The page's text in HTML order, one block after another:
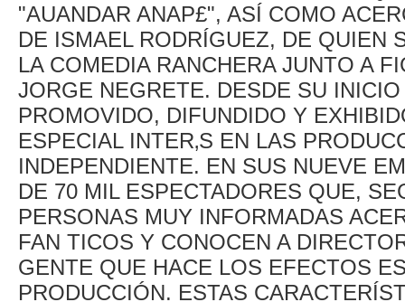
"AUANDAR ANAP£", ASÍ COMO
DE ISMAEL RODRÍGUEZ, DE QUIEN
LA COMEDIA RANCHERA JUNTO A
JORGE NEGRETE. DESDE SU
PROMOVIDO, DIFUNDIDO Y
ESPECIAL INTER‚S EN LAS
INDEPENDIENTE. EN SUS NUEVE
DE 70 MIL ESPECTADORES QUE,
PERSONAS MUY INFORMADAS
FAN TICOS Y CONOCEN A
GENTE QUE HACE LOS EFECTOS
PRODUCCIÓN. ESTAS